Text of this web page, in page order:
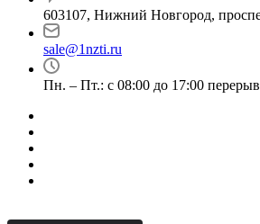
603107, Нижний Новгород,
sale@1nzti.ru
Пн. – Пт.: с 08:00 до 17:00